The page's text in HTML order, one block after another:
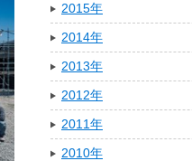
2015年
2014年
2013年
2012年
2011年
2010年